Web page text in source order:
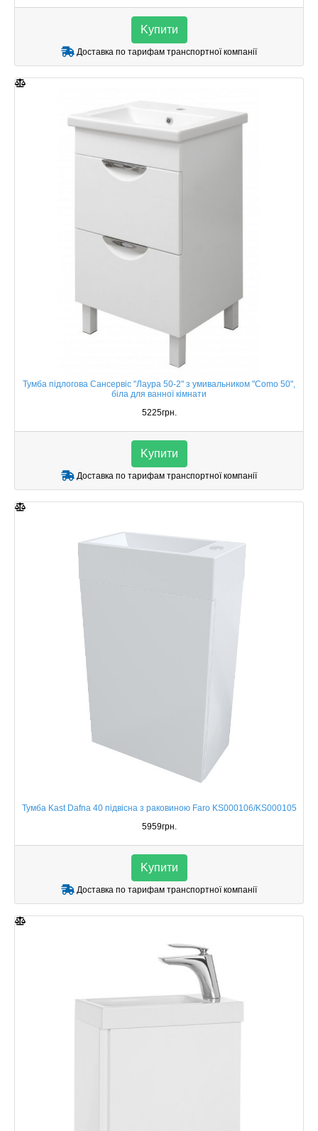
Kупити
Доставка по тарифам транспортної компанії
Тумба підлогова Сансервіс "Лаура 50-2" з умивальником "Como 50",
біла для ванної кімнати
5225грн.
Kупити
Доставка по тарифам транспортної компанії
Тумба Kast Dafna 40 підвісна з раковиною Faro KS000106/KS000105
5959грн.
Kупити
Доставка по тарифам транспортної компанії